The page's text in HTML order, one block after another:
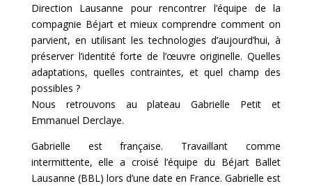
Direction Lausanne pour rencontrer l’équipe de la
compagnie Béjart et mieux comprendre comment on
parvient, en utilisant les technologies d’aujourd’hui, à
préserver l’identité forte de l’œuvre originelle. Quelles
adaptations, quelles contraintes, et quel champ des
possibles ?
Nous retrouvons au plateau Gabrielle Petit et
Emmanuel Derclaye.
Gabrielle est française. Travaillant comme
intermittente, elle a croisé l’équipe du Béjart Ballet
Lausanne (BBL) lors d’une date en France. Gabrielle est